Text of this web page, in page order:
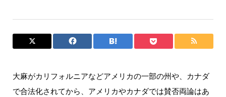
大麻がカリフォルニアなどアメリカの一部の州や、カナダ
で合法化されてから、アメリカやカナダでは賛否両論はあ